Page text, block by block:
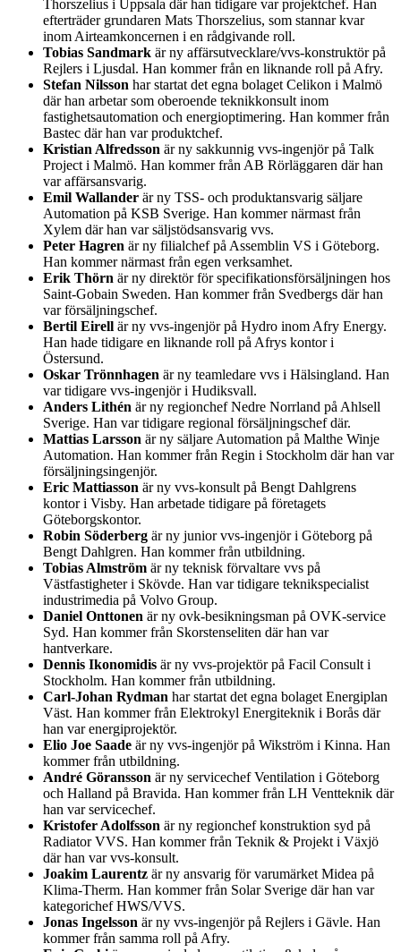
Thorszelius i Uppsala där han tidigare var projektchef. Han
efterträder grundaren Mats Thorszelius, som stannar kvar
inom Airteamkoncernen i en rådgivande roll.
Tobias Sandmark är ny affärsutvecklare/vvs-konstruktör på
Rejlers i Ljusdal. Han kommer från en liknande roll på Afry.
Stefan Nilsson har startat det egna bolaget Celikon i Malmö
där han arbetar som oberoende teknikkonsult inom
fastighetsautomation och energioptimering. Han kommer från
Bastec där han var produktchef.
Kristian Alfredsson är ny sakkunnig vvs-ingenjör på Talk
Project i Malmö. Han kommer från AB Rörläggaren där han
var affärsansvarig.
Emil Wallander är ny TSS- och produktansvarig säljare
Automation på KSB Sverige. Han kommer närmast från
Xylem där han var säljstödsansvarig vvs.
Peter Hagren är ny filialchef på Assemblin VS i Göteborg.
Han kommer närmast från egen verksamhet.
Erik Thörn är ny direktör för specifikationsförsäljningen hos
Saint-Gobain Sweden. Han kommer från Svedbergs där han
var försäljningschef.
Bertil Eirell är ny vvs-ingenjör på Hydro inom Afry Energy.
Han hade tidigare en liknande roll på Afrys kontor i
Östersund.
Oskar Trönnhagen är ny teamledare vvs i Hälsingland. Han
var tidigare vvs-ingenjör i Hudiksvall.
Anders Lithén är ny regionchef Nedre Norrland på Ahlsell
Sverige. Han var tidigare regional försäljningschef där.
Mattias Larsson är ny säljare Automation på Malthe Winje
Automation. Han kommer från Regin i Stockholm där han var
försäljningsingenjör.
Eric Mattiasson är ny vvs-konsult på Bengt Dahlgrens
kontor i Visby. Han arbetade tidigare på företagets
Göteborgskontor.
Robin Söderberg är ny junior vvs-ingenjör i Göteborg på
Bengt Dahlgren. Han kommer från utbildning.
Tobias Almström är ny teknisk förvaltare vvs på
Västfastigheter i Skövde. Han var tidigare teknikspecialist
industrimedia på Volvo Group.
Daniel Onttonen är ny ovk-besikningsman på OVK-service
Syd. Han kommer från Skorstenseliten där han var
hantverkare.
Dennis Ikonomidis är ny vvs-projektör på Facil Consult i
Stockholm. Han kommer från utbildning.
Carl-Johan Rydman har startat det egna bolaget Energiplan
Väst. Han kommer från Elektrokyl Energiteknik i Borås där
han var energiprojektör.
Elio Joe Saade är ny vvs-ingenjör på Wikström i Kinna. Han
kommer från utbildning.
André Göransson är ny servicechef Ventilation i Göteborg
och Halland på Bravida. Han kommer från LH Ventteknik där
han var servicechef.
Kristofer Adolfsson är ny regionchef konstruktion syd på
Radiator VVS. Han kommer från Teknik & Projekt i Växjö
där han var vvs-konsult.
Joakim Laurentz är ny ansvarig för varumärket Midea på
Klima-Therm. Han kommer från Solar Sverige där han var
kategorichef HWS/VVS.
Jonas Ingelsson är ny vvs-ingenjör på Rejlers i Gävle. Han
kommer från samma roll på Afry.